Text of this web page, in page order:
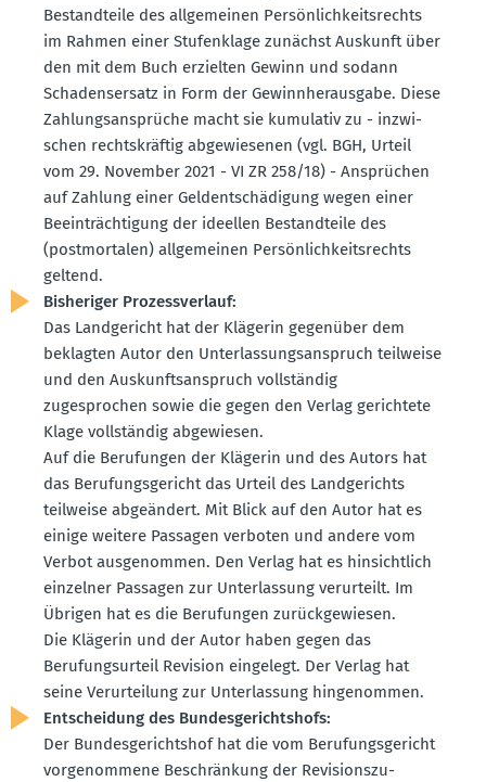
Bestand­teile des allge­meinen Persön­lich­keits­rechts
im Rahmen einer Stufen­klage zunächst Auskunft über
den mit dem Buch erzielten Gewinn und sodann
Schadens­ersatz in Form der Gewinn­her­ausgabe. Diese
Zahlungs­an­sprüche macht sie kumulativ zu - inzwi­
schen rechts­kräftig abgewie­senen (vgl. BGH, Urteil
vom 29. November 2021 - VI ZR 258/18) - Ansprüchen
auf Zahlung einer Geldent­schä­digung wegen einer
Beein­träch­tigung der ideellen Bestand­teile des
(postmor­talen) allge­meinen Persön­lich­keits­rechts
geltend.
Bishe­riger Prozess­verlauf:
Das Landge­richt hat der Klägerin gegenüber dem
beklagten Autor den Unter­las­sungs­an­spruch teilweise
und den Auskunfts­an­spruch vollständig
zugesprochen sowie die gegen den Verlag gerichtete
Klage vollständig abgewiesen.
Auf die Berufungen der Klägerin und des Autors hat
das Berufungs­ge­richt das Urteil des Landge­richts
teilweise abgeändert. Mit Blick auf den Autor hat es
einige weitere Passagen verboten und andere vom
Verbot ausge­nommen. Den Verlag hat es hinsichtlich
einzelner Passagen zur Unter­lassung verur­teilt. Im
Übrigen hat es die Berufungen zurück­ge­wiesen.
Die Klägerin und der Autor haben gegen das
Berufungs­urteil Revision eingelegt. Der Verlag hat
seine Verur­teilung zur Unter­lassung hinge­nommen.
Entscheidung des Bundes­ge­richtshofs:
Der Bundes­ge­richtshof hat die vom Berufungs­ge­richt
vorge­nommene Beschränkung der Revisi­ons­zu­